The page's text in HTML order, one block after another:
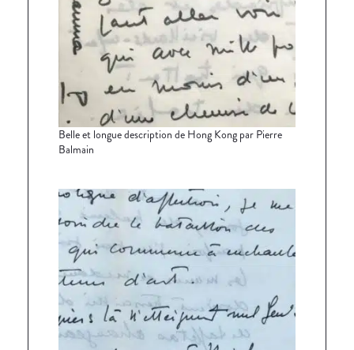
Belle et longue description de Hong Kong par Pierre
Balmain